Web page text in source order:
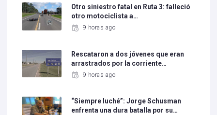
Otro siniestro fatal en Ruta 3: falleció
otro motociclista a…
9 horas ago
Rescataron a dos jóvenes que eran
arrastrados por la corriente…
9 horas ago
“Siempre luché”: Jorge Schusman
enfrenta una dura batalla por su…